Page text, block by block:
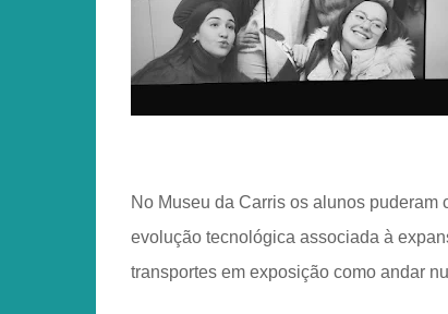
No Museu da Carris os alunos
evolução tecnológica associada à
transportes em exposição como andar